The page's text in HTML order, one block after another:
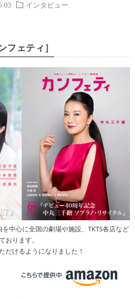
インタビュー
フェティ］
中心に全国の劇場や施設、TKTS各店など
おります。
だけるようになりました！